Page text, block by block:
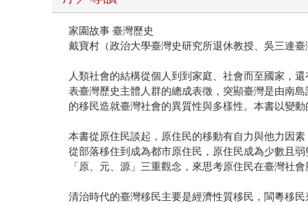
家園故事 臺灣歷史
戴寶村（政治大學臺灣史研究所退休教授、吳三連臺
人類社會的結構從個人到到家庭、社會而至國家，
表臺灣歷史主體人群的總成表徵，突顯臺灣是由南
的移民造就臺灣社會的異質性與多樣性。本書以變
本書從原住民談起，原住民的移動有自力與他力因
從部落移住到成為都市原住民，原住民成為少數且
「原、元、源」三重觀念，來思考原住民在臺灣社會
清治時代的臺灣移民主要是經濟性質移民，閩粵移